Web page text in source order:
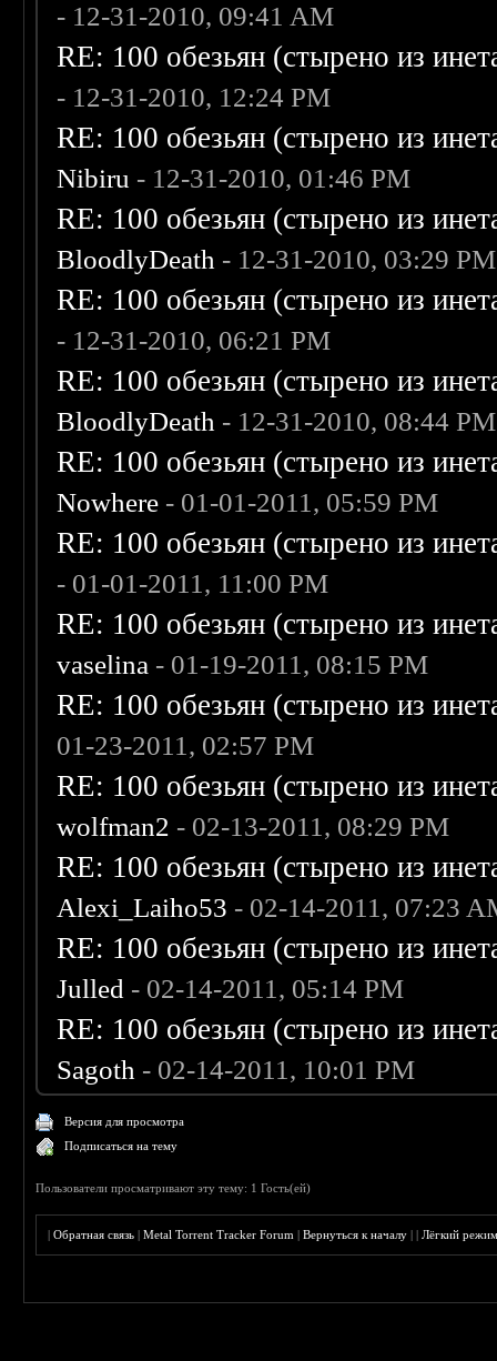
- 12-31-2010, 09:41 AM
RE: 100 обезьян (стырено из
- 12-31-2010, 12:24 PM
RE: 100 обезьян (стырено из
Nibiru - 12-31-2010, 01:46 PM
RE: 100 обезьян (стырено из
BloodlyDeath - 12-31-2010, 03:29 PM
RE: 100 обезьян (стырено из
- 12-31-2010, 06:21 PM
RE: 100 обезьян (стырено из
BloodlyDeath - 12-31-2010, 08:44 PM
RE: 100 обезьян (стырено из
Nowhere - 01-01-2011, 05:59 PM
RE: 100 обезьян (стырено из
- 01-01-2011, 11:00 PM
RE: 100 обезьян (стырено из
vaselina - 01-19-2011, 08:15 PM
RE: 100 обезьян (стырено из
01-23-2011, 02:57 PM
RE: 100 обезьян (стырено из
wolfman2 - 02-13-2011, 08:29 PM
RE: 100 обезьян (стырено из
Alexi_Laiho53 - 02-14-2011, 07:23
RE: 100 обезьян (стырено из
Julled - 02-14-2011, 05:14 PM
RE: 100 обезьян (стырено из
Sagoth - 02-14-2011, 10:01 PM
Версия для просмотра
Подписаться на тему
Пользователи просматривают эту тему: 1 Гость(ей)
|Обратная связь |Metal Torrent Tracker Forum |Вернуться к началу ||Лёгкий